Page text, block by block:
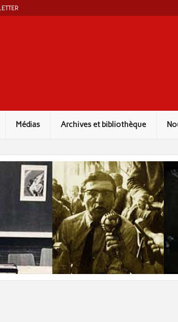
Médias Archives et bibliothèque